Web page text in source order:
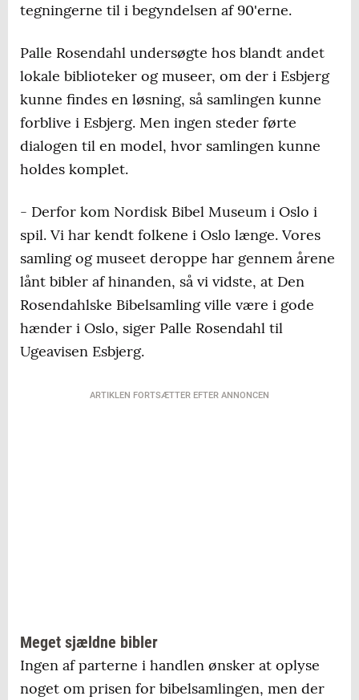
tegningerne til i begyndelsen af 90'erne.
Palle Rosendahl undersøgte hos blandt andet
lokale biblioteker og museer, om der i Esbjerg
kunne findes en løsning, så samlingen kunne
forblive i Esbjerg. Men ingen steder førte
dialogen til en model, hvor samlingen kunne
holdes komplet.
- Derfor kom Nordisk Bibel Museum i Oslo i
spil. Vi har kendt folkene i Oslo længe. Vores
samling og museet deroppe har gennem årene
lånt bibler af hinanden, så vi vidste, at Den
Rosendahlske Bibelsamling ville være i gode
hænder i Oslo, siger Palle Rosendahl til
Ugeavisen Esbjerg.
ARTIKLEN FORTSÆTTER EFTER ANNONCEN
Meget sjældne bibler
Ingen af parterne i handlen ønsker at oplyse
noget om prisen for bibelsamlingen, men der